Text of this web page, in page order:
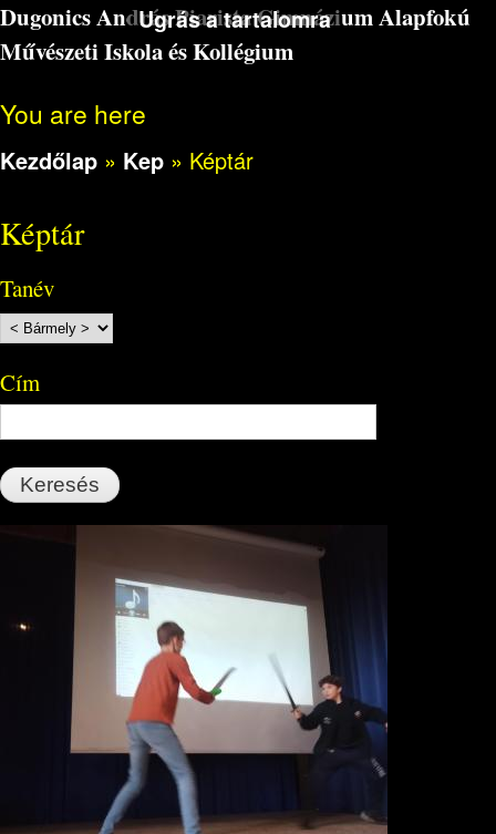
Ugrás a tartalomra
Dugonics András Piarista Gimnázium Alapfokú
Művészeti Iskola és Kollégium
You are here
Kezdőlap » Kep » Képtár
Képtár
Tanév
Cím